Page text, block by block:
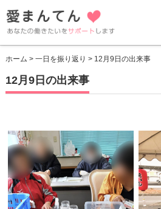
ホーム > 一日を振り返り > 12月9日の出来事
12月9日の出来事